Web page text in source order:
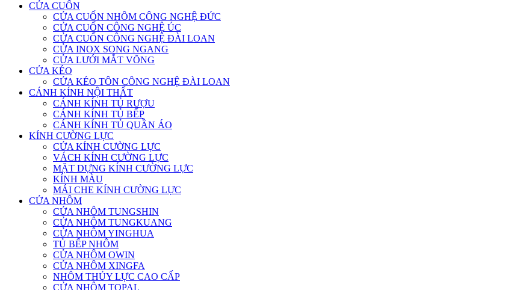
CỬA CUỐN
CỬA CUỐN NHÔM CÔNG NGHỆ ĐỨC
CỬA CUỐN CÔNG NGHỆ ÚC
CỬA CUỐN CÔNG NGHỆ ĐÀI LOAN
CỬA INOX SONG NGANG
CỬA LƯỚI MẮT VÕNG
CỬA KÉO
CỬA KÉO TÔN CÔNG NGHỆ ĐÀI LOAN
CÁNH KÍNH NỘI THẤT
CÁNH KÍNH TỦ RƯỢU
CÁNH KÍNH TỦ BẾP
CÁNH KÍNH TỦ QUẦN ÁO
KÍNH CƯỜNG LỰC
CỬA KÍNH CƯỜNG LỰC
VÁCH KÍNH CƯỜNG LỰC
MẶT DỰNG KÍNH CƯỜNG LỰC
KÍNH MÀU
MÁI CHE KÍNH CƯỜNG LỰC
CỬA NHÔM
CỬA NHÔM TUNGSHIN
CỬA NHÔM TUNGKUANG
CỬA NHÔM YINGHUA
TỦ BẾP NHÔM
CỬA NHÔM OWIN
CỬA NHÔM XINGFA
NHÔM THỦY LỰC CAO CẤP
CỬA NHÔM TOPAL